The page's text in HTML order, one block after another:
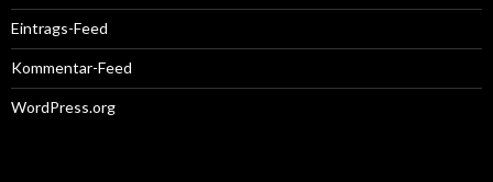
Eintrags-Feed
Kommentar-Feed
WordPress.org